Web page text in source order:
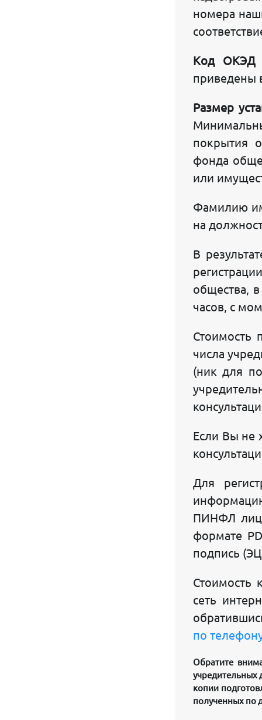
номера
Код ОКЭД
приведены
Размер
покрытия
фонда
или
Фамилию
на
В
общества,
часов, с
Стоимость
числа
(ник для
Если Вы не
Для
ПИНФЛ
формате
подпись
Стоимость
сеть
по
Обратите
учредительных
копии
полученных по